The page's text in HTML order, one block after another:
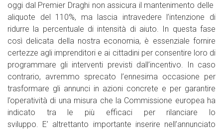
oggi dal Premier Draghi non assicura il mantenimento delle
aliquote del 110%, ma lascia intravedere l’intenzione di
ridurre la percentuale di intensità di aiuto. In questa fase
così delicata della nostra economia, è essenziale fornire
certezze agli imprenditori e ai cittadini per consentire loro di
programmare gli interventi previsti dall’incentivo. In caso
contrario, avremmo sprecato l’ennesima occasione per
trasformare gli annunci in azioni concrete e per garantire
l’operatività di una misura che la Commissione europea ha
indicato tra le più efficaci per rilanciare lo
sviluppo. E’ altrettanto importante inserire nell’annunciato